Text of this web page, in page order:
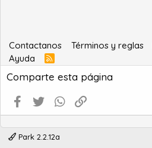
Contactanos Términos y reglas
Ayuda
R
S
S
Comparte esta página
Facebook
Twitter WhatsApp
Park 2.2.12a